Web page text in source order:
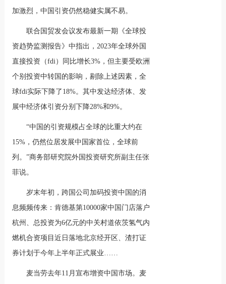
加激烈，中国引资仍然稳健实属不易。
联合国贸发会议发布最新一期《全球投
资趋势监测报告》中指出，2023年全球外国
直接投资（fdi）同比增长3%，但主要受欧洲
个别投资中转国的影响，剔除上述因素，全
球fdi实际下降了18%。其中发达经济体、发
展中经济体引资分别下降28%和9%。
“中国的引资规模占全球的比重大约在
15%，仍然位居发展中国家首位，全球前
列。”商务部研究院外国投资研究所副主任张
菲说。
岁末年初，跨国公司加码投资中国的消
息频频传来：肯德基第10000家中国门店落户
杭州、总投资为6亿元的中关村道依茨氢气内
燃机合资项目近日落地北京经开区、渣打证
券计划于今年上半年正式展业……
麦当劳去年11月宣布增资中国市场。麦